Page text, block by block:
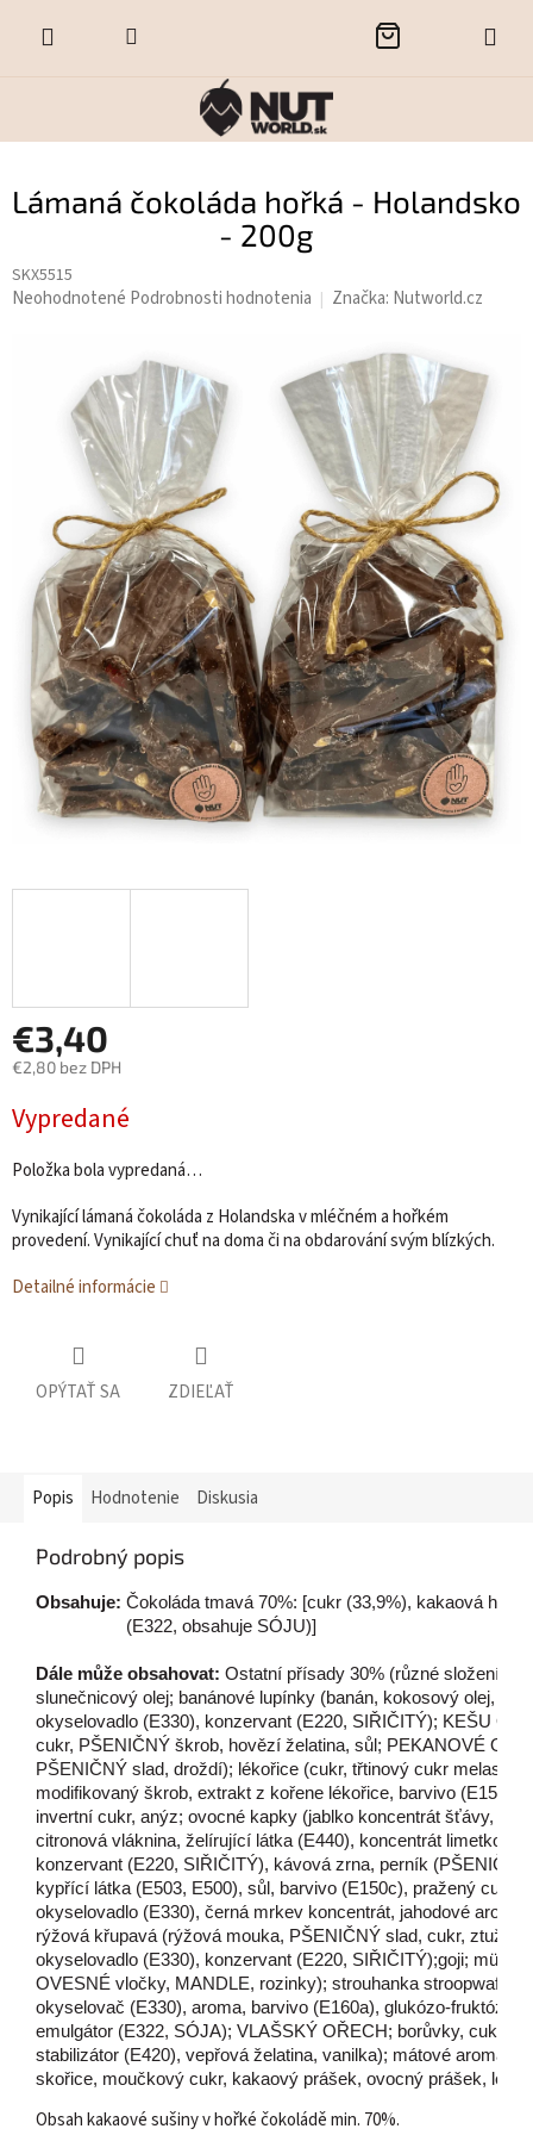
NÁKUPNÝ
Lámaná čokoláda hořká - Holandsko
- 200g
SKX5515
Priemerné
hviezdičiek.
Neohodnotené Podrobnosti hodnotenia Značka: Nutworld.cz
€3,40
€2,80 bez DPH
cena:
Vypredané
Položka bola vypredaná…
Vynikající lámaná čokoláda z Holandska v mléčném a hořkém
provedení. Vynikající chuť na doma či na obdarování svým blízkých.
Detailné informácie
OPÝTAŤ SA ZDIEĽAŤ
Popis Hodnotenie Diskusia
Podrobný popis
Obsahuje: Čokoláda tmavá 70%: [cukr (33,9%), kakaová
                   (E322, obsahuje SÓJU)]
Dále může obsahovat: Ostatní přísady 30% (různé složení) :
slunečnicový olej; banánové lupínky (banán, kokosový olej,
okyselovadlo (E330), konzervant (E220, SIŘIČITÝ); KEŠU
cukr, PŠENIČNÝ škrob, hovězí želatina, sůl; PEKANOVÉ
PŠENIČNÝ slad, droždí); lékořice (cukr, třtinový cukr
modifikovaný škrob, extrakt z kořene lékořice, barvivo
invertní cukr, anýz; ovocné kapky (jablko koncentrát šťávy,
citronová vláknina, želírující látka (E440), koncentrát
konzervant (E220, SIŘIČITÝ), kávová zrna, perník
kypřící látka (E503, E500), sůl, barvivo (E150c), pražený
okyselovadlo (E330), černá mrkev koncentrát, jahodové
rýžová křupavá (rýžová mouka, PŠENIČNÝ slad, cukr,
okyselovadlo (E330), konzervant (E220, SIŘIČITÝ);goji;
OVESNÉ vločky, MANDLE, rozinky); strouhanka stroopwafel
okyselovač (E330), aroma, barvivo (E160a), glukózo-
emulgátor (E322, SÓJA); VLAŠSKÝ OŘECH; borůvky, cukr,
stabilizátor (E420), vepřová želatina, vanilka); mátové aroma
skořice, moučkový cukr, kakaový prášek, ovocný prášek,
Obsah kakaové sušiny v hořké čokoládě min. 70%.